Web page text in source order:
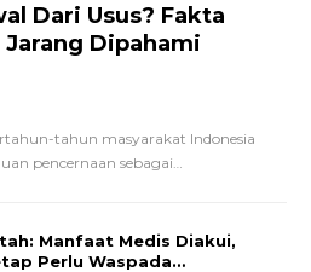
Dari Usus? Fakta
Jarang Dipahami
tahun masyarakat Indonesia
pencernaan sebagai
Manfaat Medis Diakui,
Perlu Waspada…